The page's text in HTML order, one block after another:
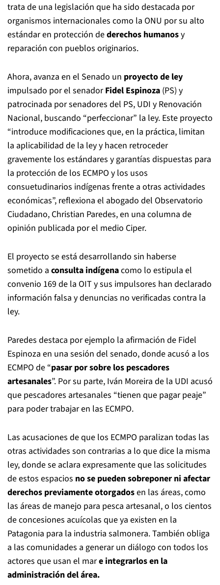
trata de una legislación que ha sido destacada por
organismos internacionales como la ONU por su alto
estándar en protección dederechos humanosy
reparación con pueblos originarios.
Ahora, avanza en el Senado un proyecto de ley
impulsado por el senadorFidel Espinoza (PS) y
patrocinada por senadores del PS, UDI y Renovación
Nacional, buscando “perfeccionar” la ley. Este proyecto
“introduce modificaciones que, en la práctica, limitan
la aplicabilidad de la ley y hacen retroceder
gravemente los estándares y garantías dispuestas para
la protección de los ECMPO y los usos
consuetudinarios indígenas frente a otras actividades
económicas”, reflexiona el abogado del Observatorio
Ciudadano, Christian Paredes, en una columna de
opinión publicada por el medio Ciper.
El proyecto se está desarrollando sin haberse
sometido a consulta indígenacomo lo estipula el
convenio 169 de la OIT y sus impulsores han declarado
información falsa y denuncias no verificadas contra la
ley.
Paredes destaca por ejemplo la afirmación de Fidel
Espinoza en una sesión del senado, donde acusó a los
ECMPO de “pasar por sobre los pescadores
artesanales”. Por su parte, Iván Moreira de la UDI acusó
que pescadores artesanales “tienen que pagar peaje”
para poder trabajar en las ECMPO.
Las acusaciones de que los ECMPO paralizan todas las
otras actividades son contrarias a lo que dice la misma
ley, donde se aclara expresamente que las solicitudes
de estos espacios no se pueden sobreponer ni afectar
derechos previamente otorgadosen las áreas, como
las áreas de manejo para pesca artesanal, o los cientos
de concesiones acuícolas que ya existen en la
Patagonia para la industria salmonera. También obliga
a las comunidades a generar un diálogo con todos los
actores que usan el mare integrarlos en la
administración del área.